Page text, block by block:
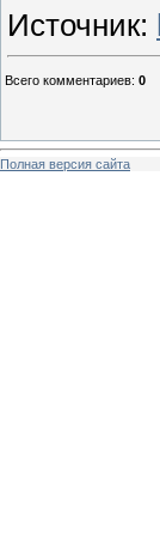
Источник:
Всего комментариев: 0
Полная версия сайта